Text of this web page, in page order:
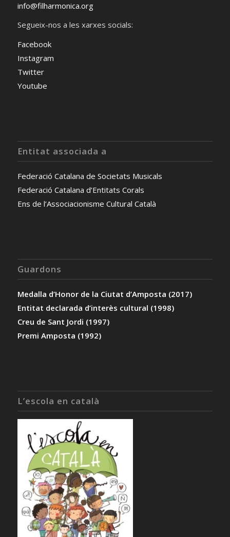
info@filharmonica.org
Segueix-nos a les xarxes socials:
Facebook
Instagram
Twitter
Youtube
Entitat associada a
Federació Catalana de Societats Musicals
Federació Catalana d’Entitats Corals
Ens de l’Associacionisme Cultural Català
Guardons
Medalla d’Honor de la Ciutat d’Amposta (2017)
Entitat declarada d’interès cultural (1998)
Creu de Sant Jordi (1997)
Premi Amposta (1992)
L’escola en català